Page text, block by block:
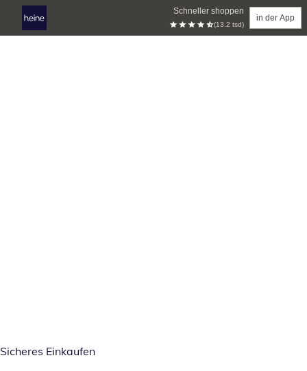
Schneller shoppen
(13.2 tsd)
in der App
Sicheres Einkaufen